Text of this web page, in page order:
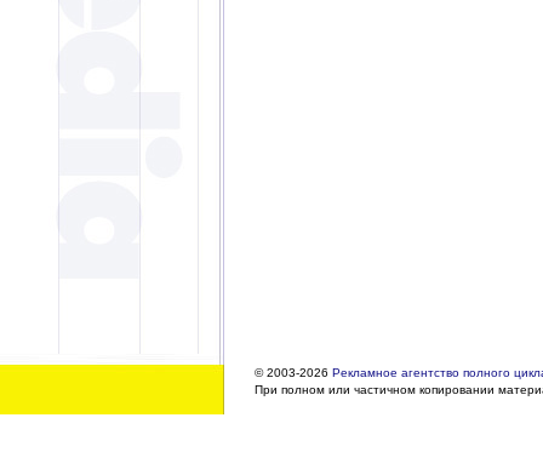
© 2003-2026 Рекламное агентство полного
При полном или частичном копировании